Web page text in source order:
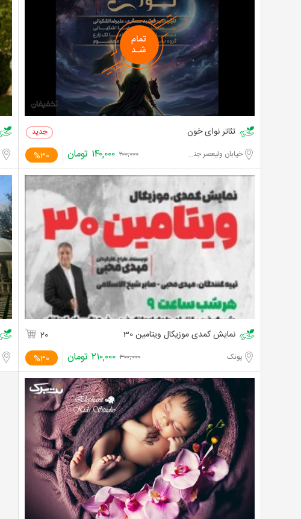
تئاتر نوای خون
خیابان ولیعصر جنوبی %30 ۲۰۰,۰۰۰ ۱۴۰,۰۰۰ تومان
نمایش کمدی موزیکال ویتامین 30 20
پونک %30 ۳۰۰,۰۰۰ ۲۱۰,۰۰۰ تومان